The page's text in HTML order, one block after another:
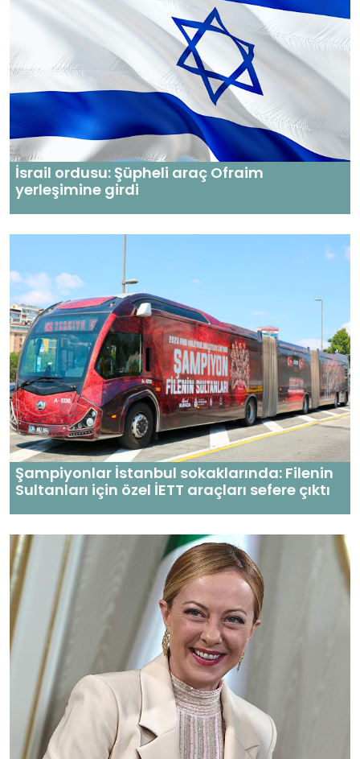
İsrail ordusu: Şüpheli araç Ofraim
yerleşimine girdi
Şampiyonlar İstanbul sokaklarında: Filenin
Sultanları için özel İETT araçları sefere çıktı